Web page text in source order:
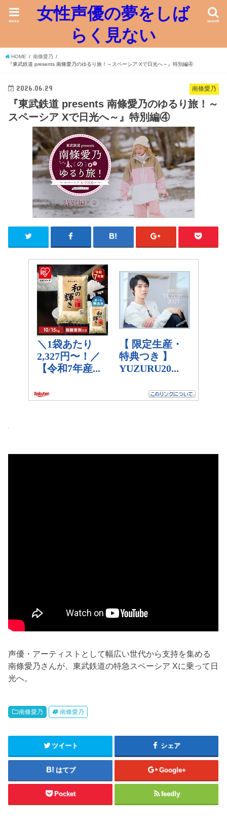
女性声優の夢をしば
らく見ない
search
menu
HOME
南條愛乃
『東武鉄道 presents 南條愛乃のゆるり旅！～スペーシア Xで日光へ～』特別編④
南條愛乃
2026.06.29
『東武鉄道 presents 南條愛乃のゆるり旅！～
スペーシア Xで日光へ～』特別編④
声優・アーティストとして幅広い世代から支持を集める
南條愛乃さんが、東武鉄道の特急スペーシア Xに乗って日
光へ。
南條愛乃 南條愛乃
ツイート シェア
はてブ Google+
Pocket feedly